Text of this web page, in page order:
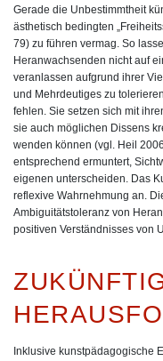
Gerade die Unbestimmtheit
ästhetisch bedingten
79) zu führen vermag. So
Heranwachsenden nicht auf
veranlassen aufgrund ihrer
und Mehrdeutiges zu
fehlen. Sie setzen sich mit
sie auch möglichen Dissens
wenden können (vgl. Heil
entsprechend ermuntert,
eigenen unterscheiden. Das
reflexive Wahrnehmung an.
Ambiguitätstoleranz von
positiven Verständnisses von
Inklusive kunstpädagogische